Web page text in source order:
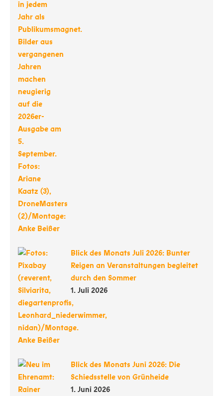
Blick des Monats Juli 2026: Bunter
Reigen an Veranstaltungen begleitet
durch den Sommer
1. Juli 2026
Blick des Monats Juni 2026: Die
Schiedsstelle von Grünheide
1. Juni 2026